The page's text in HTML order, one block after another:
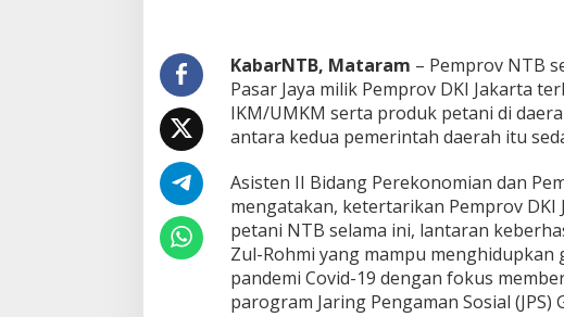
n
t
u
k
P
m
a
s
a
r
a
n
KabarNTB, Mataram – Pemprov NTB
Pasar Jaya milik Pemprov DKI Jakarta
IKM/UMKM serta produk petani di
antara kedua pemerintah daerah itu
Asisten II Bidang Perekonomian dan
mengatakan, ketertarikan Pemprov
petani NTB selama ini, lantaran
Zul-Rohmi yang mampu
pandemi Covid-19 dengan fokus
parogram Jaring Pengaman Sosial (JPS)